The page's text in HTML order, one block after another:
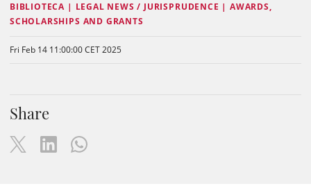
BIBLIOTECA | LEGAL NEWS / JURISPRUDENCE | AWARDS,
SCHOLARSHIPS AND GRANTS
Fri Feb 14 11:00:00 CET 2025
Share